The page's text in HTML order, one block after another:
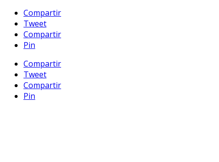
Compartir
Tweet
Compartir
Pin
Compartir
Tweet
Compartir
Pin